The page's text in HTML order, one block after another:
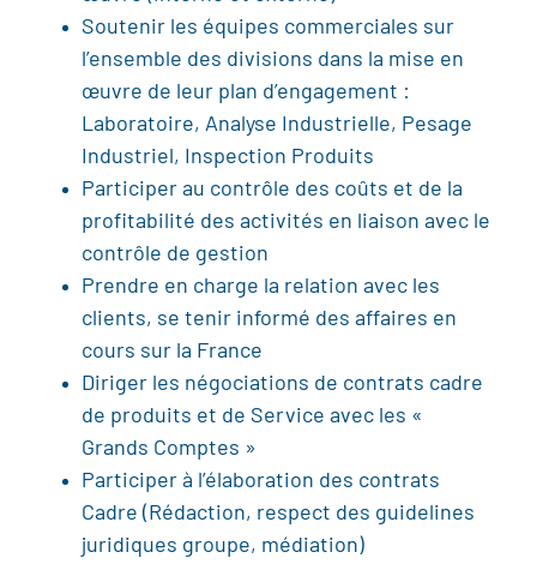
Soutenir les équipes commerciales sur
l’ensemble des divisions dans la mise en
œuvre de leur plan d’engagement :
Laboratoire, Analyse Industrielle, Pesage
Industriel, Inspection Produits
Participer au contrôle des coûts et de la
profitabilité des activités en liaison avec le
contrôle de gestion
Prendre en charge la relation avec les
clients, se tenir informé des affaires en
cours sur la France
Diriger les négociations de contrats cadre
de produits et de Service avec les «
Grands Comptes »
Participer à l’élaboration des contrats
Cadre (Rédaction, respect des guidelines
juridiques groupe, médiation)